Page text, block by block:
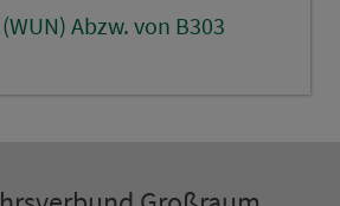
Abzw. von B303